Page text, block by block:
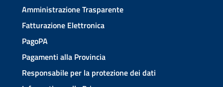
Amministrazione Trasparente
Fatturazione Elettronica
PagoPA
Pagamenti alla Provincia
Responsabile per la protezione dei dati